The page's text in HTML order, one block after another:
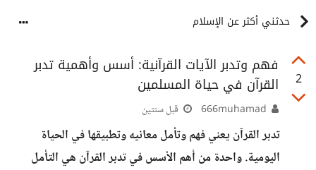
حدثني أكثر عن الإسلام
2
فهم وتدبر الآيات القرآنية: أسس وأهمية تدبر
القرآن في حياة المسلمين
قبل سنتين
تدبر القرآن يعني فهم وتأمل معانيه وتطبيقها في الحياة
اليومية. واحدة من أهم الأسس في تدبر القرآن هي التأمل